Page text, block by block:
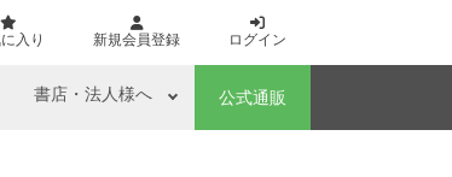
入り 新規会員登録 ログイン
書店・法人様へ 公式通販